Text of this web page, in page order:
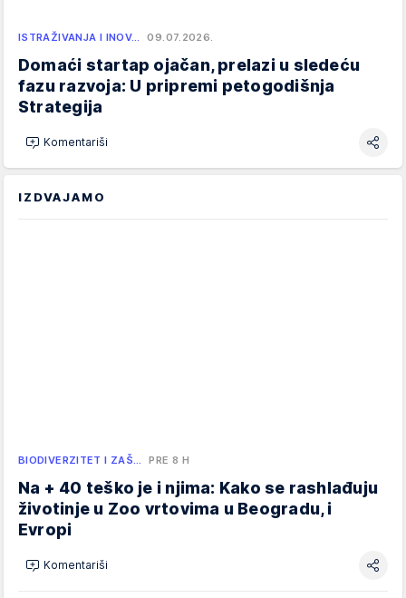
ISTRAŽIVANJA I INOV… 09.07.2026.
Domaći startap ojačan, prelazi u sledeću
fazu razvoja: U pripremi petogodišnja
Strategija
Komentariši
IZDVAJAMO
BIODIVERZITET I ZAŠ… PRE 8 H
Na + 40 teško je i njima: Kako se rashlađuju
životinje u Zoo vrtovima u Beogradu, i
Evropi
Komentariši